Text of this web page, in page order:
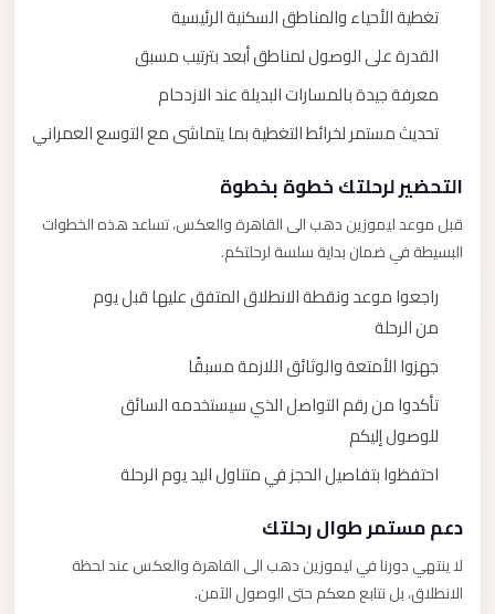
تغطية الأحياء والمناطق السكنية الرئيسية
القدرة على الوصول لمناطق أبعد بترتيب مسبق
معرفة جيدة بالمسارات البديلة عند الازدحام
تحديث مستمر لخرائط التغطية بما يتماشى مع التوسع العمراني
التحضير لرحلتك خطوة بخطوة
قبل موعد ليموزين دهب الى القاهرة والعكس، تساعد هذه الخطوات
البسيطة في ضمان بداية سلسة لرحلتكم.
راجعوا موعد ونقطة الانطلاق المتفق عليها قبل يوم
من الرحلة
جهزوا الأمتعة والوثائق اللازمة مسبقًا
تأكدوا من رقم التواصل الذي سيستخدمه السائق
للوصول إليكم
احتفظوا بتفاصيل الحجز في متناول اليد يوم الرحلة
دعم مستمر طوال رحلتك
لا ينتهي دورنا في ليموزين دهب الى القاهرة والعكس عند لحظة
الانطلاق، بل نتابع معكم حتى الوصول الآمن.